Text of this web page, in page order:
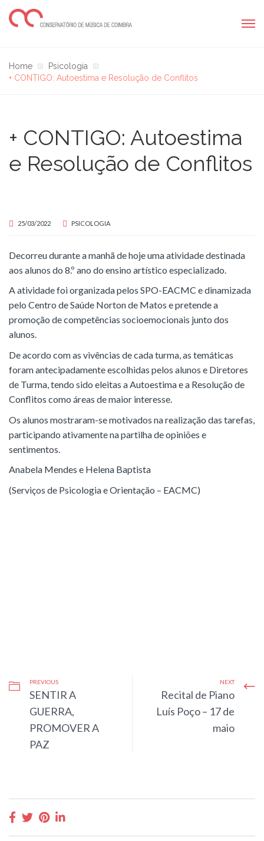
Home
Psicologia
+ CONTIGO: Autoestima e Resolução de Conflitos
+ CONTIGO: Autoestima
e Resolução de Conflitos
25/03/2022 PSICOLOGIA
Decorreu durante a manhã de hoje uma atividade destinada
aos alunos do 8.º ano do ensino artístico especializado.
A atividade foi organizada pelos SPO-EACMC e dinamizada
pelo Centro de Saúde Norton de Matos e pretende a
promoção de competências socioemocionais junto dos
alunos.
De acordo com as vivências de cada turma, as temáticas
foram antecipadamente escolhidas pelos alunos e Diretores
de Turma, tendo sido eleitas a Autoestima e a Resolução de
Conflitos como áreas de maior interesse.
Os alunos mostraram-se motivados na realização das tarefas,
participando ativamente na partilha de opiniões e
sentimentos.
Anabela Mendes e Helena Baptista
(Serviços de Psicologia e Orientação – EACMC)
PREVIOUS
SENTIR A
GUERRA,
PROMOVER A
PAZ
NEXT
Recital de Piano
Luís Poço – 17 de
maio